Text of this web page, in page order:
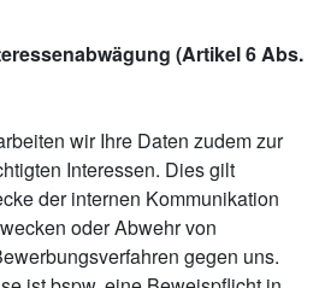
(Artikel 6 Abs.
wir Ihre Daten zudem zur
Interessen. Dies gilt
der internen Kommunikation
oder Abwehr von
gegen uns.